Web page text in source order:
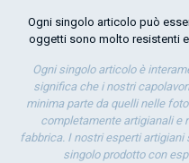
Ogni singolo articolo può
oggetti sono molto resistenti
Ogni singolo articolo è
significa che i nostri
minima parte da quelli nelle
completamente artigianali e
fabbrica. I nostri esperti artigiani
singolo prodotto con